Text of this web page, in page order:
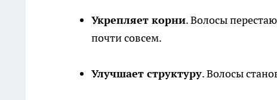
Укрепляет корни. Волосы
почти совсем.
Улучшает структуру. Волосы